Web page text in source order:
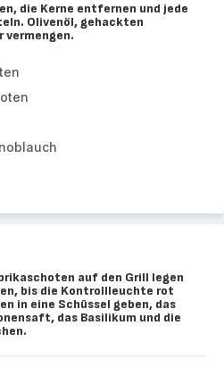
die Kerne entfernen und jede
Olivenöl, gehackten
vermengen.
auf den Grill legen
bis die Kontrollleuchte rot
in eine Schüssel geben, das
das Basilikum und die